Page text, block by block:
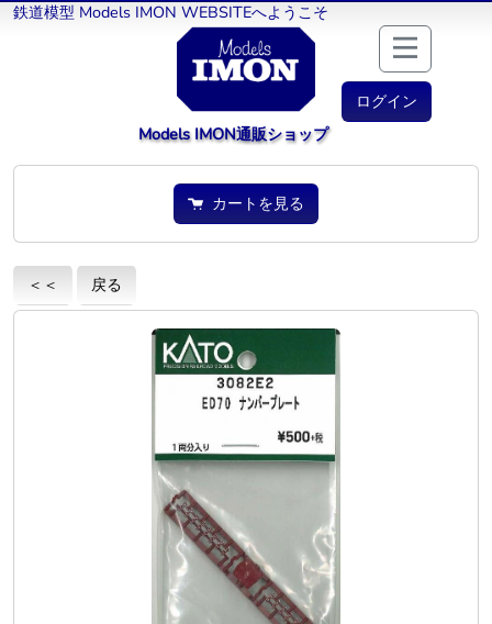
鉄道模型 Models IMON WEBSITEへようこそ
ログイン
Models IMON通販ショップ
カートを見る
＜＜ 戻る